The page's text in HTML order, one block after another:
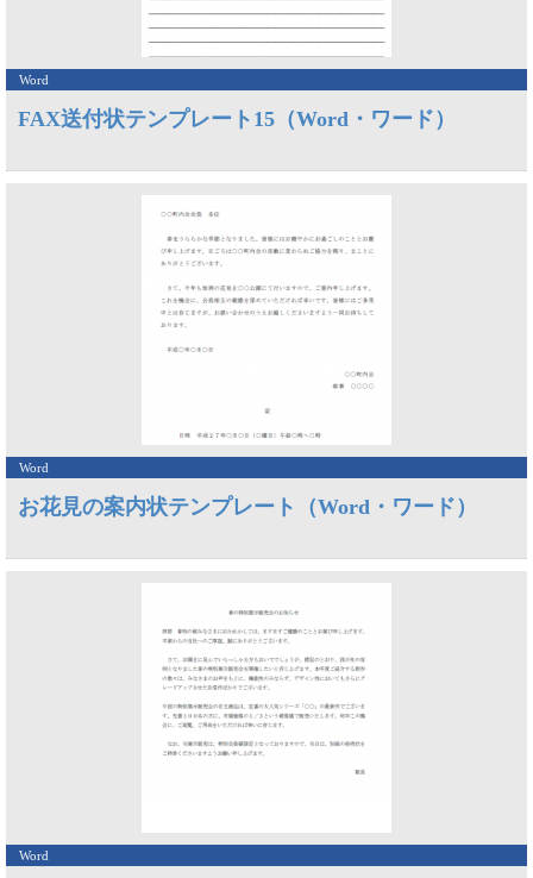
Word
FAX送付状テンプレート15（Word・ワード）
Word
お花見の案内状テンプレート（Word・ワード）
Word